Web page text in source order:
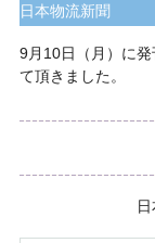
日本物流新聞
9月10日（月）に
て頂きました。